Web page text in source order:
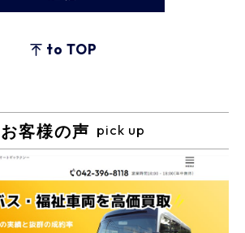
to TOP
お客様の声 pick up